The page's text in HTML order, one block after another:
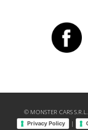
© MONSTER CARS
Privacy Policy |